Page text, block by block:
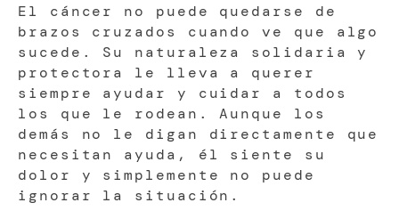
El cáncer no puede quedarse de
brazos cruzados cuando ve que algo
sucede. Su naturaleza solidaria y
protectora le lleva a querer
siempre ayudar y cuidar a todos
los que le rodean. Aunque los
demás no le digan directamente que
necesitan ayuda, él siente su
dolor y simplemente no puede
ignorar la situación.